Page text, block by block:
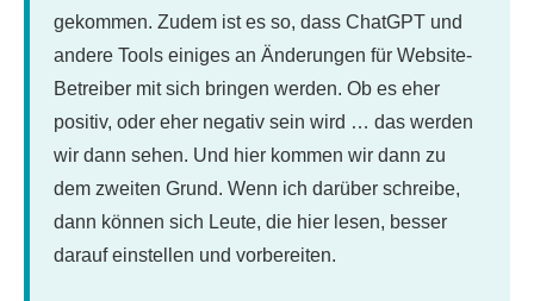
gekommen. Zudem ist es so, dass ChatGPT und
andere Tools einiges an Änderungen für Website-
Betreiber mit sich bringen werden. Ob es eher
positiv, oder eher negativ sein wird … das werden
wir dann sehen. Und hier kommen wir dann zu
dem zweiten Grund. Wenn ich darüber schreibe,
dann können sich Leute, die hier lesen, besser
darauf einstellen und vorbereiten.